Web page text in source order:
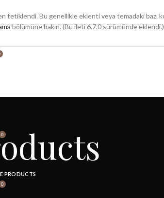
tetiklendi. Bu genellikle eklenti veya temadaki bazı
bölümüne bakın. (Bu ileti 6.7.0 sürümünde
0
0
PRODUCTS